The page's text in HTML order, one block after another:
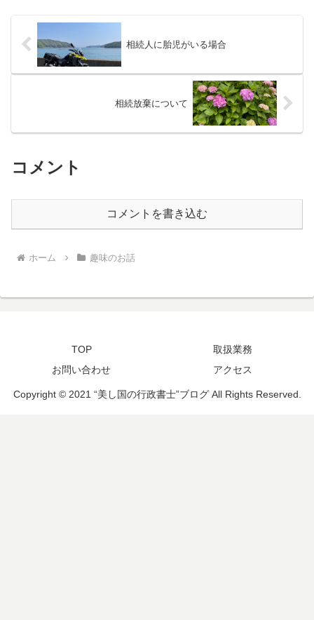
相続人に胎児がいる場合
相続放棄について
コメント
コメントを書き込む
ホーム 趣味のお話
TOP
取扱業務
お問い合わせ
アクセス
Copyright © 2021 “美し国の行政書士”ブログ All Rights Reserved.